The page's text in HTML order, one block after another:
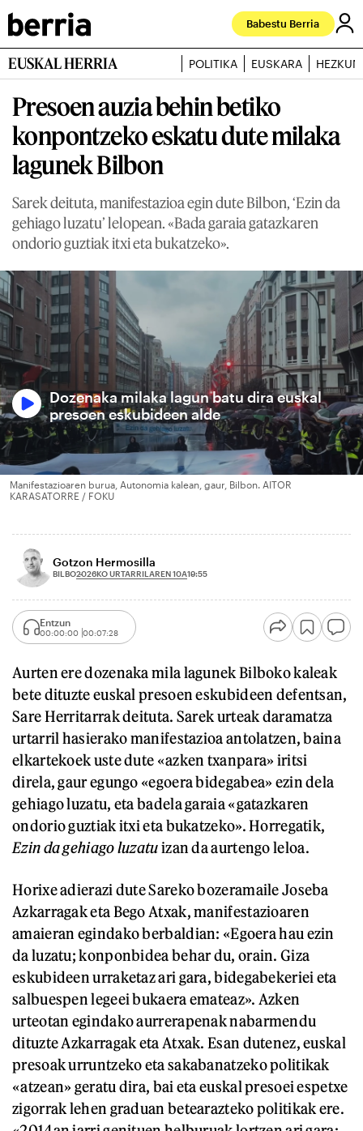
Babestu Berria
EUSKAL HERRIA POLITIKA EUSKARA
Presoen auzia behin betiko
konpontzeko eskatu dute milaka
lagunek Bilbon
Sarek deituta, manifestazioa egin dute Bilbon, ‘Ezin da
gehiago luzatu’ lelopean. «Bada garaia gatazkaren
ondorio guztiak itxi eta bukatzeko».
Dozenaka milaka lagun batu dira euskal
presoen eskubideen alde
Manifestazioaren burua, Autonomia kalean, gaur, Bilbon. AITOR
KARASATORRE / FOKU
Gotzon Hermosilla
BILBO2026KO URTARRILAREN 10A19:55
Entzun
00:00:00 00:07:28
Aurten ere dozenaka mila lagunek Bilboko kaleak
bete dituzte euskal presoen eskubideen defentsan,
Sare Herritarrak deituta. Sarek urteak daramatza
urtarril hasierako manifestazioa antolatzen, baina
elkartekoek uste dute «azken txanpara» iritsi
direla, gaur egungo «egoera bidegabea» ezin dela
gehiago luzatu, eta badela garaia «gatazkaren
ondorio guztiak itxi eta bukatzeko». Horregatik,
Ezin da gehiago luzatuizan da aurtengo leloa.
Horixe adierazi dute Sareko bozeramaile Joseba
Azkarragak eta Bego Atxak, manifestazioaren
amaieran egindako berbaldian: «Egoera hau ezin
da luzatu; konponbidea behar du, orain. Giza
eskubideen urraketaz ari gara, bidegabekeriei eta
salbuespen legeei bukaera emateaz». Azken
urteotan egindako aurrerapenak nabarmendu
dituzte Azkarragak eta Atxak. Esan dutenez, euskal
presoak urruntzeko eta sakabanatzeko politikak
«atzean» geratu dira, bai eta euskal presoei espetxe
zigorrak lehen graduan betearazteko politikak ere.